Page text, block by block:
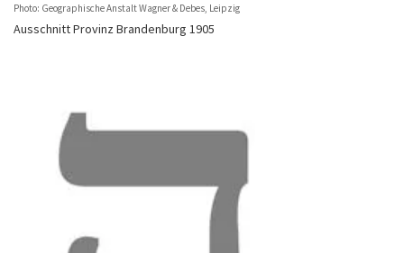
Photo: Geographische Anstalt Wagner & Debes, Leipzig
Ausschnitt Provinz Brandenburg 1905